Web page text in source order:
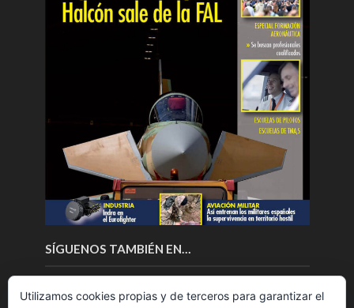
SÍGUENOS TAMBIÉN EN…
Utilizamos cookies propias y de terceros para garantizar el